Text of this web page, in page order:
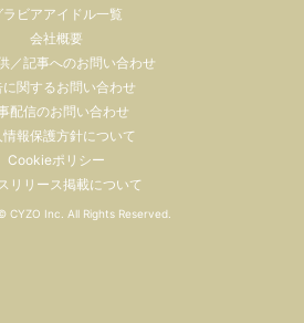
ラビアアイドル一覧
会社概要
／記事へのお問い合わせ
に関するお問い合わせ
配信のお問い合わせ
情報保護方針について
Cookieポリシー
リリース掲載について
CYZO Inc. All Rights Reserved.